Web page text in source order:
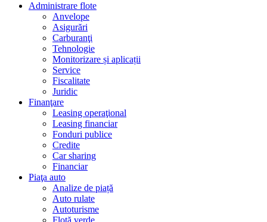
Administrare flote
Anvelope
Asigurări
Carburanţi
Tehnologie
Monitorizare și aplicații
Service
Fiscalitate
Juridic
Finanţare
Leasing operaţional
Leasing financiar
Fonduri publice
Credite
Car sharing
Financiar
Piaţa auto
Analize de piață
Auto rulate
Autoturisme
Flotă verde